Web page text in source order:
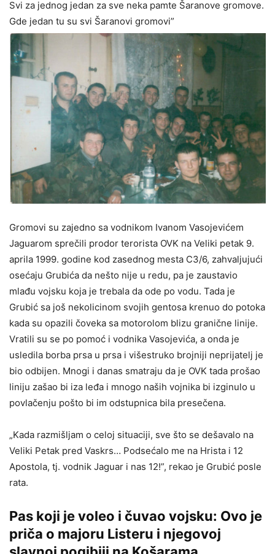
Svi za jednog jedan za sve neka pamte Šaranove gromove.
Gde jedan tu su svi Šaranovi gromovi”
Gromovi su zajedno sa vodnikom Ivanom Vasojevićem
Jaguarom sprečili prodor terorista OVK na Veliki petak 9.
aprila 1999. godine kod zasednog mesta C3/6, zahvaljujući
osećaju Grubića da nešto nije u redu, pa je zaustavio
mlađu vojsku koja je trebala da ode po vodu. Tada je
Grubić sa još nekolicinom svojih gentosa krenuo do potoka
kada su opazili čoveka sa motorolom blizu granične linije.
Vratili su se po pomoć i vodnika Vasojevića, a onda je
usledila borba prsa u prsa i višestruko brojniji neprijatelj je
bio odbijen. Mnogi i danas smatraju da je OVK tada prošao
liniju zašao bi iza leđa i mnogo naših vojnika bi izginulo u
povlačenju pošto bi im odstupnica bila presečena.
„Kada razmišljam o celoj situaciji, sve što se dešavalo na
Veliki Petak pred Vaskrs… Podsećalo me na Hrista i 12
Apostola, tj. vodnik Jaguar i nas 12!”, rekao je Grubić posle
rata.
Pas koji je voleo i čuvao vojsku: Ovo je
priča o majoru Listeru i njegovoj